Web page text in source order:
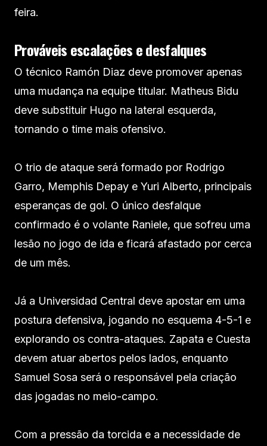
feira.
Prováveis escalações e desfalques
O técnico Ramón Diaz deve promover apenas
uma mudança na equipe titular. Matheus Bidu
deve substituir Hugo na lateral esquerda,
tornando o time mais ofensivo.
O trio de ataque será formado por Rodrigo
Garro, Memphis Depay e Yuri Alberto, principais
esperanças de gol. O único desfalque
confirmado é o volante Raniele, que sofreu uma
lesão no jogo de ida e ficará afastado por cerca
de um mês.
Já a Universidad Central deve apostar em uma
postura defensiva, jogando no esquema 4-5-1 e
explorando os contra-ataques. Zapata e Cuesta
devem atuar abertos pelos lados, enquanto
Samuel Sosa será o responsável pela criação
das jogadas no meio-campo.
Com a pressão da torcida e a necessidade de